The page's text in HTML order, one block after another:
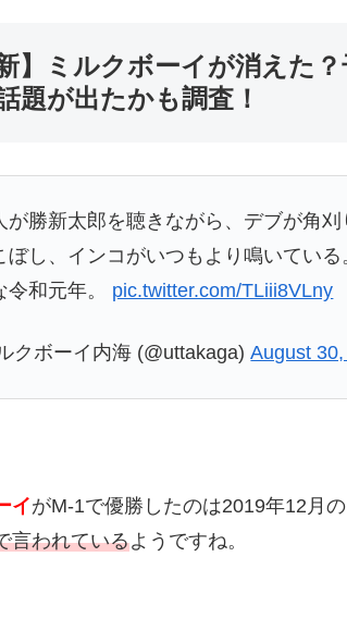
新】ミルクボーイが消えた
題が出たかも調査！
が勝新太郎を聴きながら、デブが角
ぼし、インコがいつもより鳴いている
令和元年。 pic.twitter.com/TLiii8VLny
クボーイ内海 (@uttakaga)August
イがM-1で優勝したのは2019年12月の
言われているようですね。